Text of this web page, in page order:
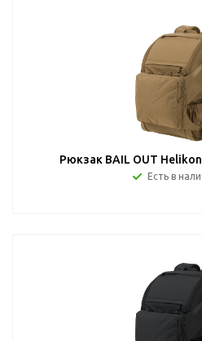
Рюкзак BAIL OUT
Есть в